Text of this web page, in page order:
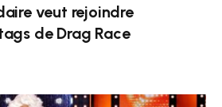
veut rejoindre
de Drag Race